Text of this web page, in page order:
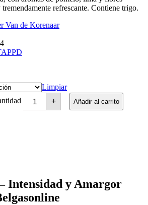
tremendamente refrescante. Contiene trigo.
Van de Korenaar
Limpiar
+ Añadir al carrito
Intensidad y Amargor